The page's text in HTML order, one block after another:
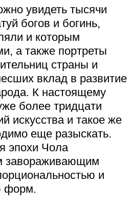
увидеть тысячи
богов и богинь,
и которым
а также портреты
страны и
вклад в развитие
К настоящему
более тридцати
искусства и такое же
еще разыскать.
эпохи Чола
завораживающим
и
форм.